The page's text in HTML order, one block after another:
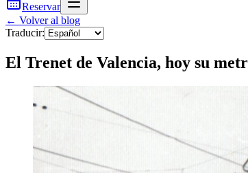
Reservar
← Volver al blog
Traducir:
El Trenet de Valencia, hoy su